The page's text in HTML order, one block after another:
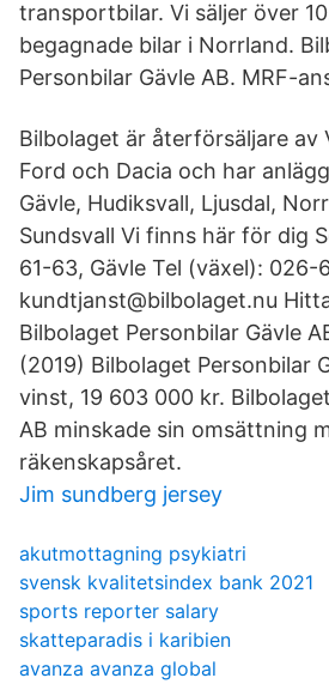
transportbilar. Vi säljer över
begagnade bilar i Norrland.
Personbilar Gävle AB. MRF-
Bilbolaget är återförsäljare av
Ford och Dacia och har
Gävle, Hudiksvall, Ljusdal,
Sundsvall Vi finns här för dig
61-63, Gävle Tel (växel): 026-
kundtjanst@bilbolaget.nu
Bilbolaget Personbilar Gävle
(2019) Bilbolaget Personbilar
vinst, 19 603 000 kr.
AB minskade sin omsättning
räkenskapsåret.
Jim sundberg jersey
akutmottagning psykiatri
svensk kvalitetsindex bank 2021
sports reporter salary
skatteparadis i karibien
avanza avanza global